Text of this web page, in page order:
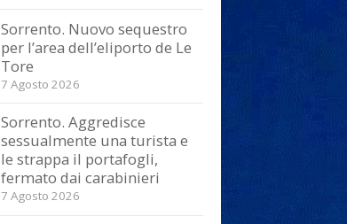
Sorrento. Nuovo sequestro
per l’area dell’eliporto de Le
Tore
7 Agosto 2026
Sorrento. Aggredisce
sessualmente una turista e
le strappa il portafogli,
fermato dai carabinieri
7 Agosto 2026